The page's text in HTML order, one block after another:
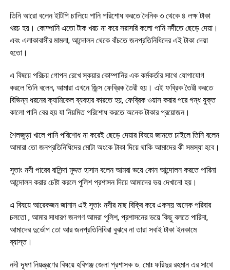
তিনি আরো বলেন ইটিপি চালিয়ে পানি পরিশোধ করতে দৈনিক ৩ থেকে ৪ লক্ষ টাকা
খরচ হয়। কোম্পানি এতো টাক খরচ না করে সরাসরি কলো পানি নদীতে ছেড়ে দেয়া।
এবং এলাকাবাসীর মামলা, আন্দোলন থেকে বাঁচতে জনপ্রতিনিধিদের এই টাকা দেয়া
হতো।
এ বিষয়ে পরিচয় গোপন রেখে স্কয়ার কোম্পানির এক কর্মকর্তার সাথে যোগাযোগ
করলে তিনি বলেন, আমারা এখনে জিন্স ফেব্রিক তৈরী হয়। এই ফব্রিক তৈরী করতে
বিভিন্ন ধরনের ক্যামিকেল ব্যবহার কারতে হয়, ফেব্রিক ওয়াস করার পরে গন্ধ যুক্ত
কালো পানি বের হয় যা নিয়মিত পরিশোধ করতে অনেক টাকার প্রয়োজন।
শৈলজুড়া খালে পানি পরিশোধ না করেই ছেড়ে দেয়ার বিষয়ে জানতে চাইলে তিনি বলেন
আমারা তো জনপ্রতিনিধিদের মোটা অংকে টাকা দিয়ে থাকি আমাদের কী সমস্যা হবে।
সুতাং নদী পারের বাসিন্দা মুদ্দত হাসান বলেন আমরা ভয়ে কোন আন্দোলন করতে পারিনা
আন্দোলন করার চেষ্টা করলে পুলিশ প্রশাসন দিয়ে আমাদের ভয় দেখানো হয়।
এ বিষয়ে আরেকজন জানান এই সুতাং নদীর মাছ বিক্রি করে একসয় অনেক পরিবার
চলতো , আমার সাধারণ জনগণ আমরা পুলিশ, প্রশাসনের ভয়ে কিছু বলতে পারিনা,
আমাদের দুর্ভোগ তো আর জনপ্রতিনিধিরা বুঝবে না তারা সবাই টাকা ইনকামে
ব্যাস্ত।
নদী দূষণ নিয়ন্ত্রণের বিষয়ে হবিগঞ্জ জেলা প্রশাসক ড. মোঃ ফরিদুর রহমান এর সাথে